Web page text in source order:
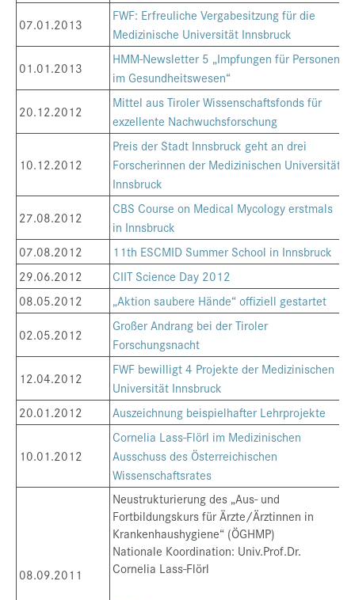
07.01.2013
FWF: Erfreuliche Vergabesitzung für die
Medizinische Universität Innsbruck
01.01.2013
HMM-Newsletter 5 „Impfungen für Personen
im Gesundheitswesen“
20.12.2012
Mittel aus Tiroler Wissenschaftsfonds für
exzellente Nachwuchsforschung
10.12.2012
Preis der Stadt Innsbruck geht an drei
Forscherinnen der Medizinischen Universität
Innsbruck
27.08.2012
CBS Course on Medical Mycology erstmals
in Innsbruck
07.08.2012
11th ESCMID Summer School in Innsbruck
29.06.2012
CIIT Science Day 2012
08.05.2012
„Aktion saubere Hände“ offiziell gestartet
02.05.2012
Großer Andrang bei der Tiroler
Forschungsnacht
12.04.2012
FWF bewilligt 4 Projekte der Medizinischen
Universität Innsbruck
20.01.2012
Auszeichnung beispielhafter Lehrprojekte
10.01.2012
Cornelia Lass-Flörl im Medizinischen
Ausschuss des Österreichischen
Wissenschaftsrates
08.09.2011
Neustrukturierung des „Aus- und
Fortbildungskurs für Ärzte/Ärztinnen in
Krankenhaushygiene“ (ÖGHMP)
Nationale Koordination: Univ.Prof.Dr.
Cornelia Lass-Flörl